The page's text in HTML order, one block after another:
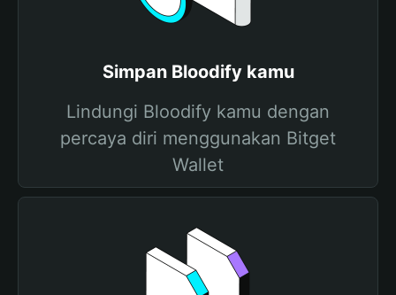
Simpan Bloodify kamu
Lindungi Bloodify kamu dengan
percaya diri menggunakan Bitget
Wallet